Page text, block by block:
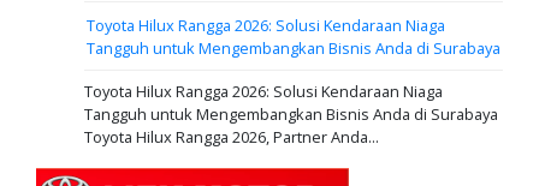
Toyota Hilux Rangga 2026: Solusi Kendaraan Niaga
Tangguh untuk Mengembangkan Bisnis Anda di Surabaya
Toyota Hilux Rangga 2026: Solusi Kendaraan Niaga
Tangguh untuk Mengembangkan Bisnis Anda di Surabaya
Toyota Hilux Rangga 2026, Partner Anda...